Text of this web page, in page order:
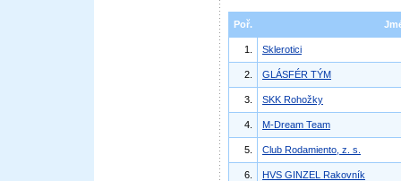
Poř.
1. Sklerotici
2. GLÁSFÉR TÝM
3. SKK Rohožky
4. M-Dream Team
5. Club Rodamiento, z. s.
6. HVS GINZEL Rakovník